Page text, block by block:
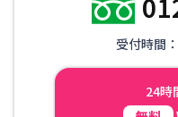
受付時間
24時